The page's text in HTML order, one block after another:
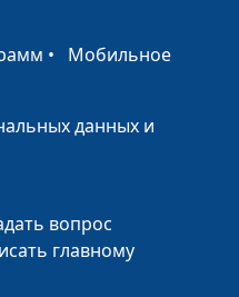
Иншакова,
Синицына,
Синицына,
Иншакова,
• Мобильное
данных и
вопрос
главному